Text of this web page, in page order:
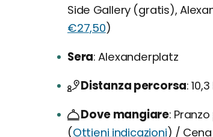
Side Gallery (gratis),
€27,50)
Sera Alexanderplatz
Distanza percorsa
Dove mangiare
(Ottieni indicazioni) /